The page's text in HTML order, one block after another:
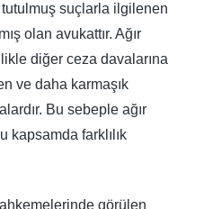
suçlarla ilgilenen
olan avukattır. Ağır
diğer ceza davalarına
ve daha karmaşık
Bu sebeple ağır
kapsamda farklılık
görülen